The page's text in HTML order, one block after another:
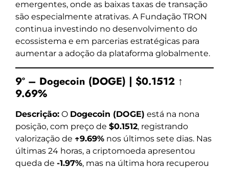
emergentes, onde as baixas taxas de transação
são especialmente atrativas. A Fundação TRON
continua investindo no desenvolvimento do
ecossistema e em parcerias estratégicas para
aumentar a adoção da plataforma globalmente.
9º – Dogecoin (DOGE) | $0.1512 ↑
9.69%
Descrição: O Dogecoin (DOGE) está na nona
posição, com preço de $0.1512, registrando
valorização de ↑9.69% nos últimos sete dias. Nas
últimas 24 horas, a criptomoeda apresentou
queda de -1.97%, mas na última hora recuperou